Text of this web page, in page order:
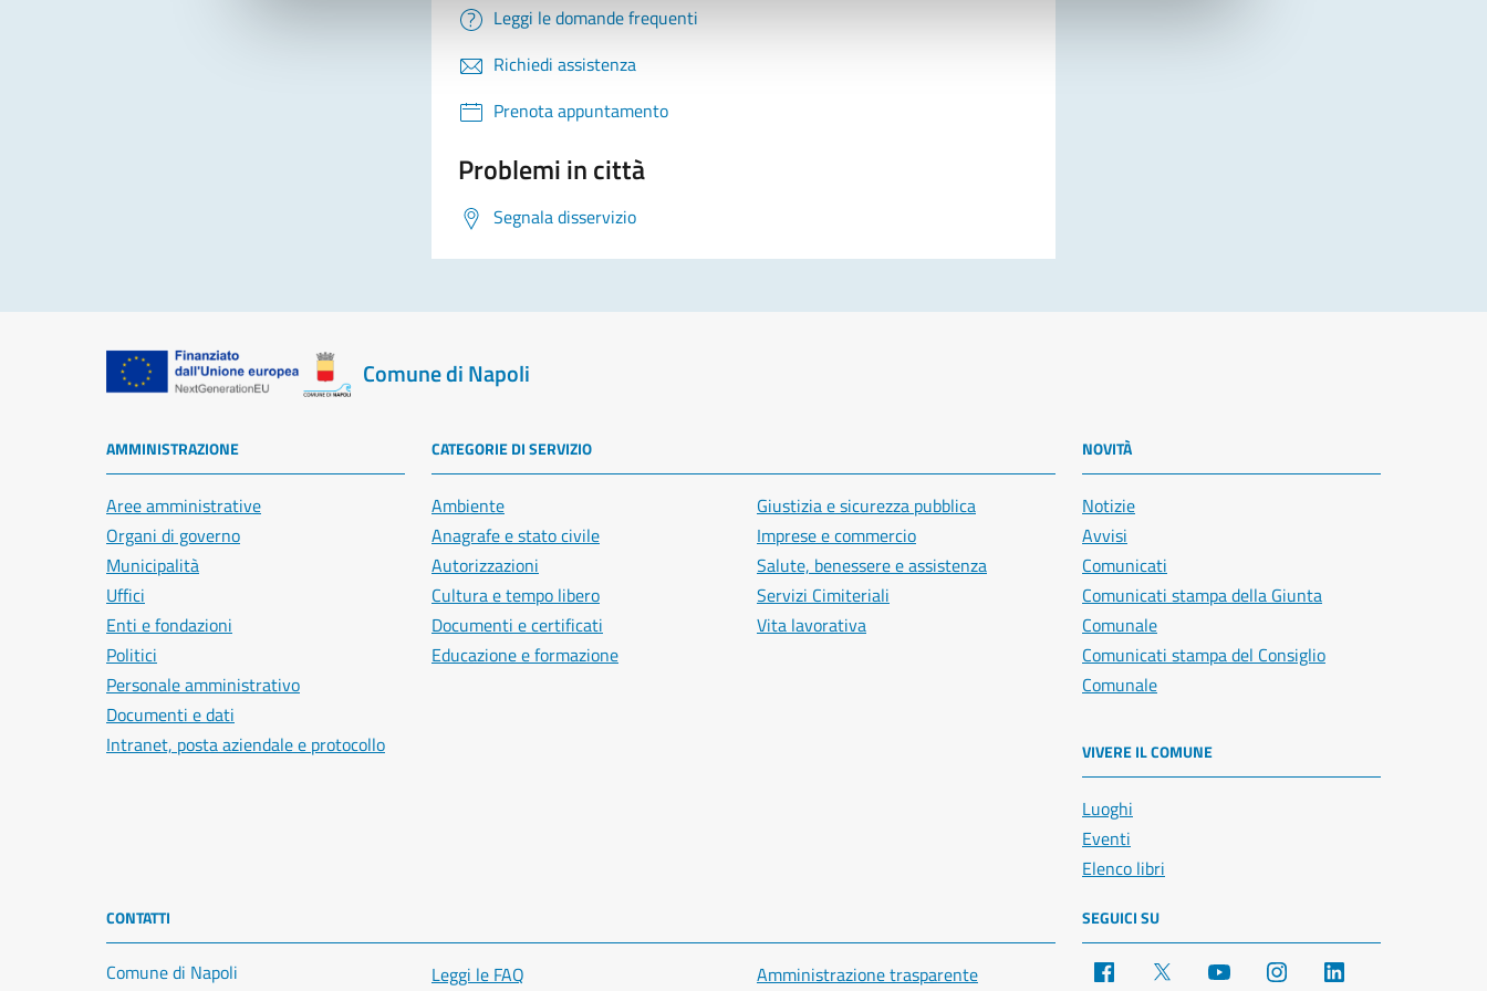
Leggi le domande frequenti
Richiedi assistenza
Prenota appuntamento
Problemi in città
Segnala disservizio
Comune di Napoli
AMMINISTRAZIONE
Aree amministrative
Organi di governo
Municipalità
Uffici
Enti e fondazioni
Politici
Personale amministrativo
Documenti e dati
Intranet, posta aziendale e protocollo
CATEGORIE DI SERVIZIO
Ambiente
Anagrafe e stato civile
Autorizzazioni
Cultura e tempo libero
Documenti e certificati
Educazione e formazione
Giustizia e sicurezza pubblica
Imprese e commercio
Salute, benessere e assistenza
Servizi Cimiteriali
Vita lavorativa
NOVITÀ
Notizie
Avvisi
Comunicati
Comunicati stampa della Giunta
Comunale
Comunicati stampa del Consiglio
Comunale
VIVERE IL COMUNE
Luoghi
Eventi
Elenco libri
CONTATTI
Comune di Napoli
Leggi le FAQ Amministrazione trasparente
SEGUICI SU
Facebook YouTube Instagram